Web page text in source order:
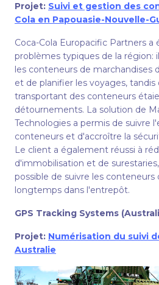
Projet: Suivi et gestion des
Cola en Papouasie-Nouvelle-
Coca-Cola Europacific Partners
problèmes typiques de la région:
les conteneurs de marchandises
et de planifier les voyages, tandis
transportant des conteneurs
détournements. La solution de
Technologies a permis de suivre
conteneurs et d'accroître la
Le client a également réussi à
d'immobilisation et de
possible de suivre les
longtemps dans l'entrepôt.
GPS Tracking Systems
Projet: Numérisation du suivi
Australie